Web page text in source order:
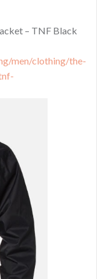
– TNF Black
men/clothing/the-